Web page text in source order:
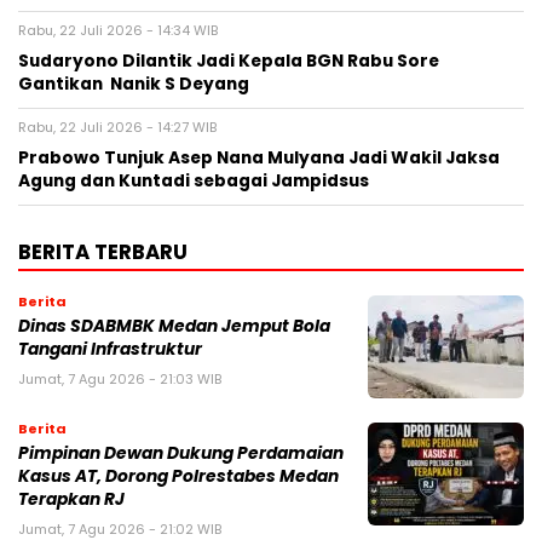
Rabu, 22 Juli 2026 - 14:34 WIB
Sudaryono Dilantik Jadi Kepala BGN Rabu Sore
Gantikan Nanik S Deyang
Rabu, 22 Juli 2026 - 14:27 WIB
Prabowo Tunjuk Asep Nana Mulyana Jadi Wakil Jaksa
Agung dan Kuntadi sebagai Jampidsus
BERITA TERBARU
Berita
Dinas SDABMBK Medan Jemput Bola
Tangani Infrastruktur
Jumat, 7 Agu 2026 - 21:03 WIB
Berita
Pimpinan Dewan Dukung Perdamaian
Kasus AT, Dorong Polrestabes Medan
Terapkan RJ
Jumat, 7 Agu 2026 - 21:02 WIB